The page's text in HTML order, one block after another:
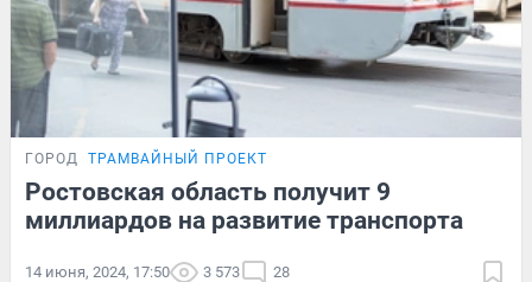
ГОРОД ТРАМВАЙНЫЙ ПРОЕКТ
Ростовская область получит 9
миллиардов на развитие транспорта
14 июня, 2024, 17:50 3 573 28